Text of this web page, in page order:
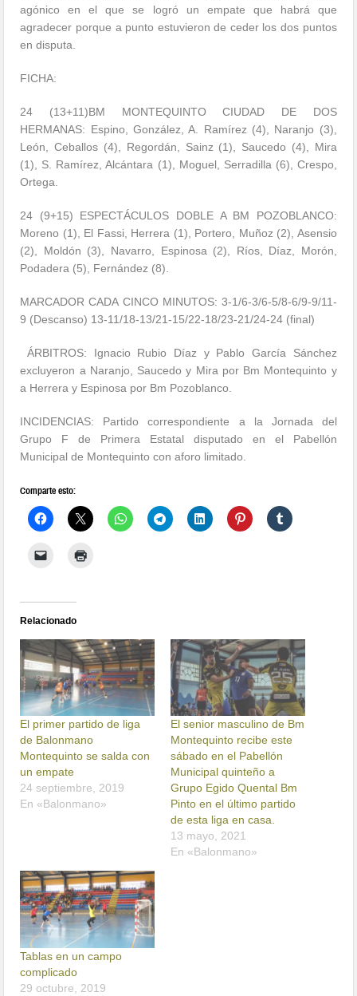
agónico en el que se logró un empate que habrá que
agradecer porque a punto estuvieron de ceder los dos puntos
en disputa.
FICHA:
24 (13+11)BM MONTEQUINTO CIUDAD DE DOS
HERMANAS: Espino, González, A. Ramírez (4), Naranjo (3),
León, Ceballos (4), Regordán, Sainz (1), Saucedo (4), Mira
(1), S. Ramírez, Alcántara (1), Moguel, Serradilla (6), Crespo,
Ortega.
24 (9+15) ESPECTÁCULOS DOBLE A BM POZOBLANCO:
Moreno (1), El Fassi, Herrera (1), Portero, Muñoz (2), Asensio
(2), Moldón (3), Navarro, Espinosa (2), Ríos, Díaz, Morón,
Podadera (5), Fernández (8).
MARCADOR CADA CINCO MINUTOS: 3-1/6-3/6-5/8-6/9-9/11-
9 (Descanso) 13-11/18-13/21-15/22-18/23-21/24-24 (final)
ÁRBITROS: Ignacio Rubio Díaz y Pablo García Sánchez
excluyeron a Naranjo, Saucedo y Mira por Bm Montequinto y
a Herrera y Espinosa por Bm Pozoblanco.
INCIDENCIAS: Partido correspondiente a la Jornada del
Grupo F de Primera Estatal disputado en el Pabellón
Municipal de Montequinto con aforo limitado.
Comparte esto:
Relacionado
El primer partido de liga
de Balonmano
Montequinto se salda con
un empate
24 septiembre, 2019
En «Balonmano»
El senior masculino de Bm
Montequinto recibe este
sábado en el Pabellón
Municipal quinteño a
Grupo Egido Quental Bm
Pinto en el último partido
de esta liga en casa.
13 mayo, 2021
En «Balonmano»
Tablas en un campo
complicado
29 octubre, 2019